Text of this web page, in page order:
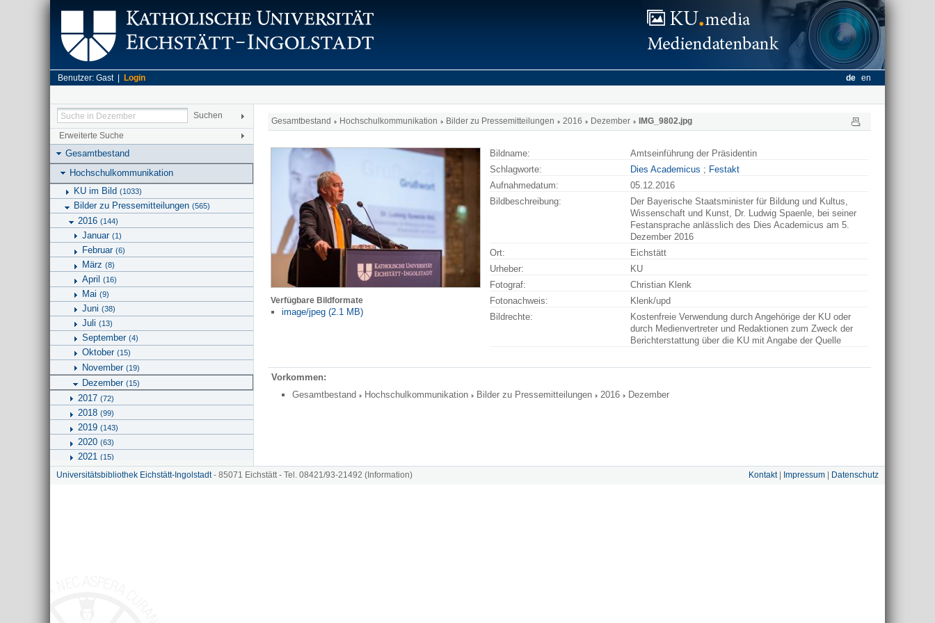
Benutzer: Gast | Login de en
Erweiterte Suche
Gesamtbestand
Hochschulkommunikation
KU im Bild (1033)
Bilder zu Pressemitteilungen (565)
2016 (144)
Januar (1)
Februar (6)
März (8)
April (16)
Mai (9)
Juni (38)
Juli (13)
September (4)
Oktober (15)
November (19)
Dezember (15)
2017 (72)
2018 (99)
2019 (143)
2020 (63)
2021 (15)
2022(27)
Gesamtbestand Hochschulkommunikation Bilder zu Pressemitteilungen 2016 Dezember IMG_9802.jpg
Verfügbare Bildformate
image/jpeg (2.1 MB)
Bildname:
Amtseinführung der Präsidentin
Schlagworte:
Dies Academicus ; Festakt
Aufnahmedatum:
05.12.2016
Bildbeschreibung:
Der Bayerische Staatsminister für Bildung und Kultus,
Wissenschaft und Kunst, Dr. Ludwig Spaenle, bei seiner
Festansprache anlässlich des Dies Academicus am 5.
Dezember 2016
Ort:
Eichstätt
Urheber:
KU
Fotograf:
Christian Klenk
Fotonachweis:
Klenk/upd
Bildrechte:
Kostenfreie Verwendung durch Angehörige der KU oder
durch Medienvertreter und Redaktionen zum Zweck der
Berichterstattung über die KU mit Angabe der Quelle
Vorkommen:
Gesamtbestand
Hochschulkommunikation Bilder zu Pressemitteilungen 2016 Dezember
Universitätsbibliothek Eichstätt-Ingolstadt- 85071 Eichstätt - Tel. 08421/93-21492 (Information) Kontakt| Impressum Datenschutz